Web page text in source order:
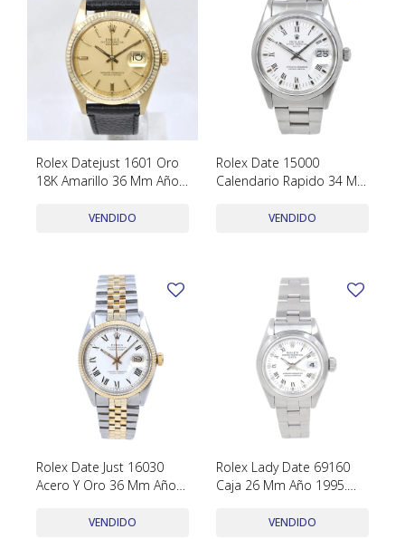
Rolex Datejust 1601 Oro
18K Amarillo 36 Mm Año
VENDIDO
Rolex Date 15000
Calendario Rapido 34 Mm
VENDIDO
Rolex Date Just 16030
Acero Y Oro 36 Mm Año
VENDIDO
Rolex Lady Date 69160
Caja 26 Mm Año 1995.
VENDIDO